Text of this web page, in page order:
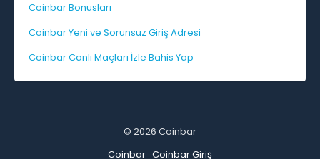
Coinbar Bonusları
Coinbar Yeni ve Sorunsuz Giriş Adresi
Coinbar Canlı Maçları İzle Bahis Yap
© 2026 Coinbar
Coinbar Coinbar Giriş